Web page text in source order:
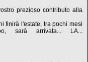
prezioso contributo alla
finirà l'estate, tra pochi mesi
sarà arrivata... LA...